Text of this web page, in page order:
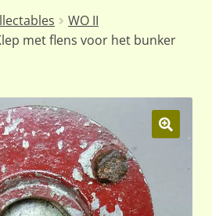
Klantfotos
WO II
met flens voor het bunker